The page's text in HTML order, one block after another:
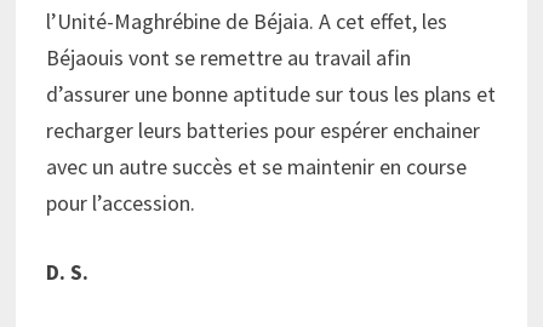
l’Unité-Maghrébine de Béjaia. A cet effet, les
Béjaouis vont se remettre au travail afin
d’assurer une bonne aptitude sur tous les plans et
recharger leurs batteries pour espérer enchainer
avec un autre succès et se maintenir en course
pour l’accession.
D. S.